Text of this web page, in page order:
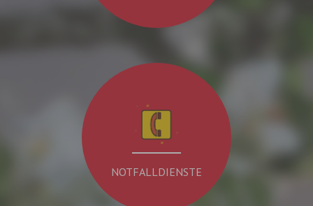
NOTFALLDIENSTE